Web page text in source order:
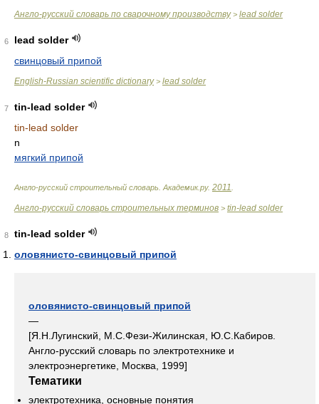
Англо-русский словарь по сварочному производству> lead solder
6
lead solder
свинцовый припой
English-Russian scientific dictionary> lead solder
7
tin-lead solder
tin-lead solder
n
мягкий припой
Англо-русский строительный словарь Академик.ру. 2011
Англо-русский словарь строительных терминов > tin-lead solder
8
tin-lead solder
оловянисто-свинцовый припой
оловянисто-свинцовый припой
—
[Я.Н.Лугинский, М.С.Фези-Жилинская, Ю.С.Кабиров.
Англо-русский словарь по электротехнике и
электроэнергетике, Москва, 1999]
Тематики
электротехника, основные понятия